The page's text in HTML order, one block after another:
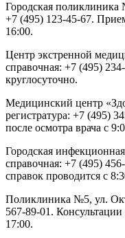
Городская поликлиника
+7 (495) 123-45-67.
16:00.
Центр экстренной
справочная: +7 (495)
круглосуточно.
Медицинский центр
регистратура: +7 (495)
после осмотра врача с
Городская
справочная: +7 (495)
справок проводится с
Поликлиника №5, ул.
567-89-01.
17:00.